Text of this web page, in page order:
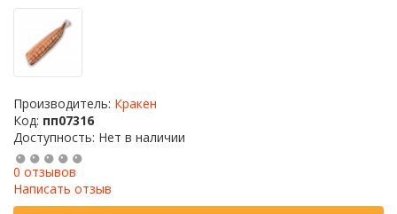
Производитель: Кракен
Код: пп07316
Доступность: Нет в наличии
0 отзывов
Написать отзыв